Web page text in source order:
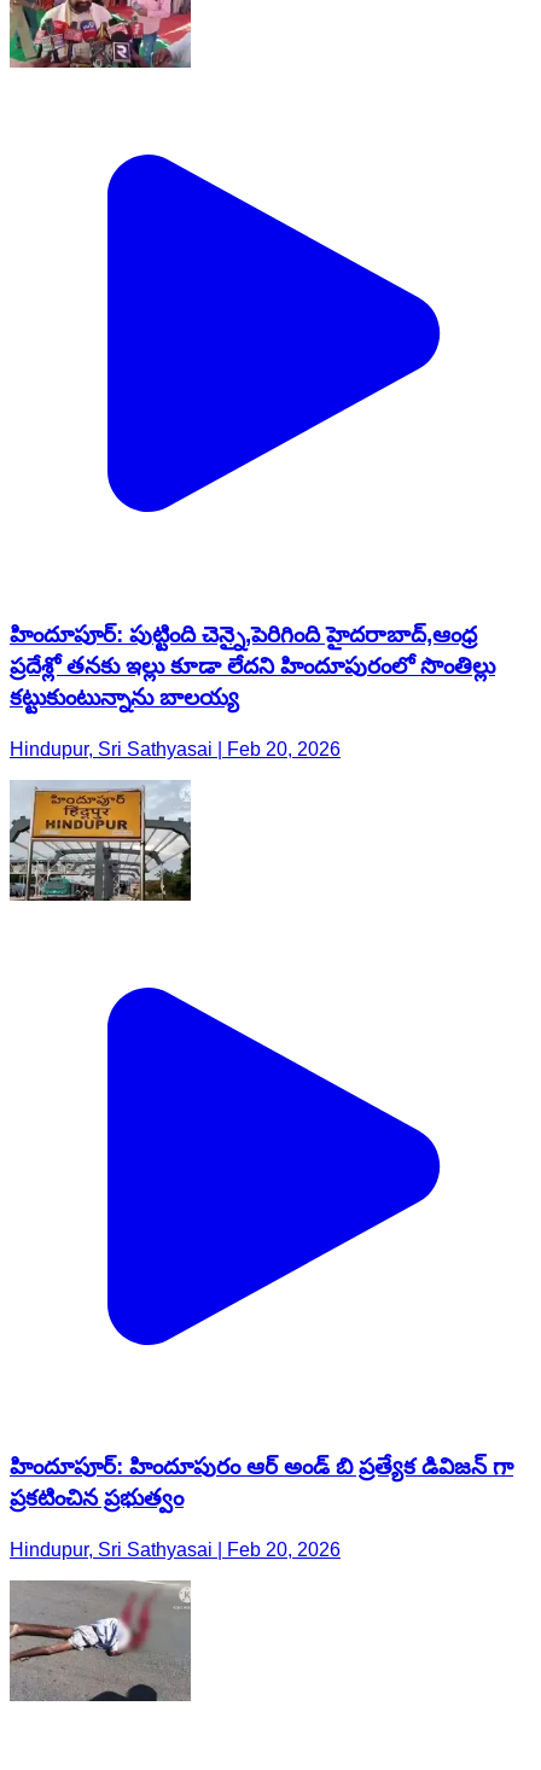
హిందూపూర్‌: పుట్టింది చెన్నై,పెరిగింది హైదరాబాద్,ఆంధ్ర
ప్రదేశ్లో తనకు ఇల్లు కూడా లేదని హిందూపురంలో సొంతిల్లు
కట్టుకుంటున్నాను బాలయ్య
Hindupur, Sri Sathyasai | Feb 20, 2026
హిందూపూర్‌: హిందూపురం ఆర్ అండ్ బి ప్రత్యేక డివిజన్ గా
ప్రకటించిన ప్రభుత్వం
Hindupur, Sri Sathyasai | Feb 20, 2026